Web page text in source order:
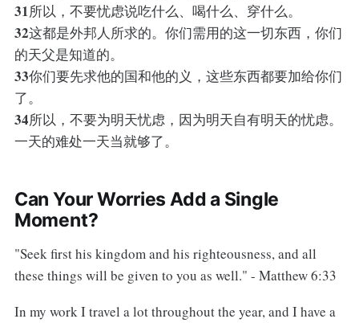
31所以，不要忧虑说吃什么、喝什么、穿什么。
32这都是外邦人所求的。你们需用的这一切东西，你们
的天父是知道的。
33你们要先求他的国和他的义，这些东西都要加给你们
了。
34所以，不要为明天忧虑，因为明天自有明天的忧虑。
一天的难处一天当就够了。
Can Your Worries Add a Single
Moment?
"Seek first his kingdom and his righteousness, and all
these things will be given to you as well." - Matthew 6:33
In my work I travel a lot throughout the year, and I have a